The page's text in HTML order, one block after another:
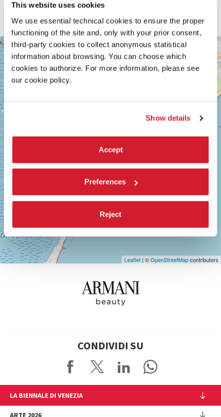
This website uses cookies
We use essential technical cookies to ensure the proper
functioning of the site and, only with your prior consent,
third-party cookies to collect anonymous statistical
information about browsing. You can choose which
cookies to authorize. For more information, please see
our cookie policy.
Show details
Accept
Preferences
Reject
SALA
PASINETTI
LUNGOMARE
MARCONI
30126
LIDO
DI
VENEZIA
TEL.
0415218711
info@labiennale.org
Leaflet | ©OpenStreetMapcontributors
CONDIVIDI SU
LA BIENNALE DI VENEZIA
L'Istituzione
ARTE 2026